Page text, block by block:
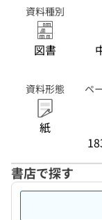
資料種別
図書
資料形態
紙
ペ
書店で探す